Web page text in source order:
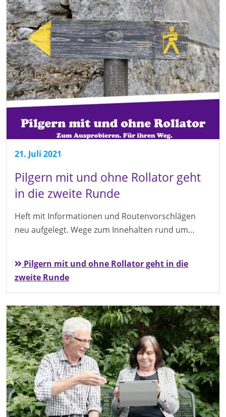
21. Juli 2021
Pilgern mit und ohne Rollator geht
in die zweite Runde
Heft mit Informationen und Routenvorschlägen
neu aufgelegt. Wege zum Innehalten rund um…
Pilgern mit und ohne Rollator geht in die
zweite Runde